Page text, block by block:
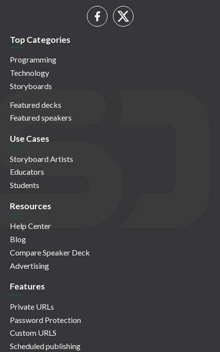
Top Categories
Programming
Technology
Storyboards
Featured decks
Featured speakers
Use Cases
Storyboard Artists
Educators
Students
Resources
Help Center
Blog
Compare Speaker Deck
Advertising
Features
Private URLs
Password Protection
Custom URLS
Scheduled publishing